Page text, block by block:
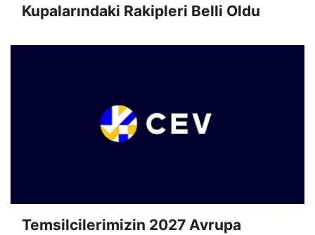
Kupalarındaki Rakipleri Belli Oldu
Temsilcilerimizin 2027 Avrupa